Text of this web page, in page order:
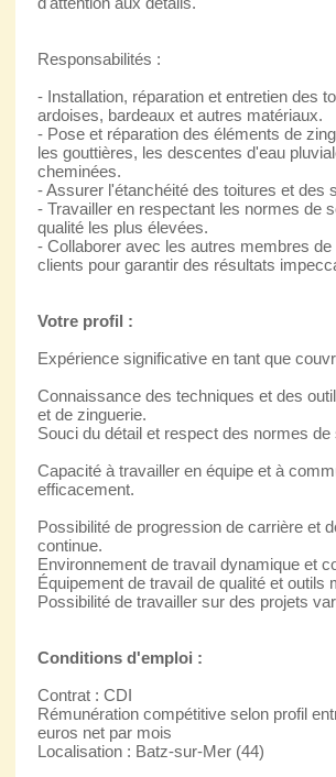
Responsabilités :
- Installation, réparation et entretien des
ardoises, bardeaux et autres matériaux.
- Pose et réparation des éléments de
les gouttières, les descentes d'eau
cheminées.
- Assurer l'étanchéité des toitures et des
- Travailler en respectant les normes de
qualité les plus élevées.
- Collaborer avec les autres membres de
clients pour garantir des résultats
Votre profil :
Expérience significative en tant que
Connaissance des techniques et des
et de zinguerie.
Souci du détail et respect des normes de
Capacité à travailler en équipe et à
efficacement.
Possibilité de progression de carrière et
continue.
Environnement de travail dynamique et
Équipement de travail de qualité et outils
Possibilité de travailler sur des projets
Conditions d'emploi :
Contrat : CDI
Rémunération compétitive selon profil
euros net par mois
Localisation : Batz-sur-Mer (44)